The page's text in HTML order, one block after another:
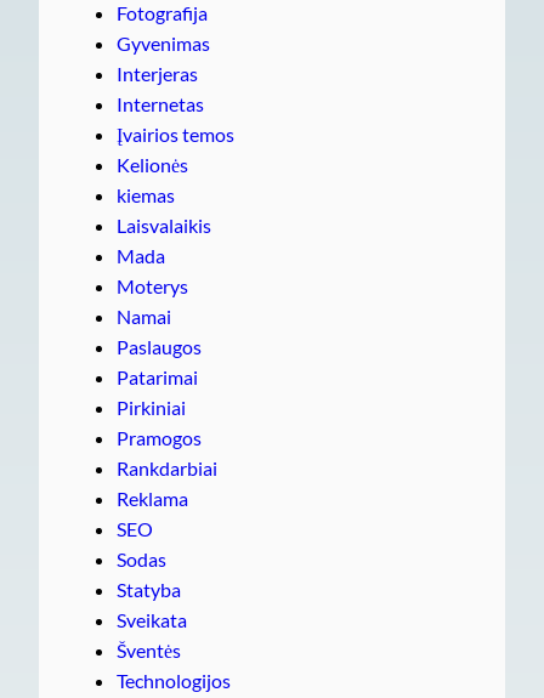
Fotografija
Gyvenimas
Interjeras
Internetas
Įvairios temos
Kelionės
kiemas
Laisvalaikis
Mada
Moterys
Namai
Paslaugos
Patarimai
Pirkiniai
Pramogos
Rankdarbiai
Reklama
SEO
Sodas
Statyba
Sveikata
Šventės
Technologijos